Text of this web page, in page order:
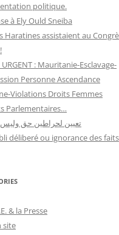
politique.
à Ely Ould Sneiba
Haratines assistaient au
URGENT : Mauritanie-Esclavage-
Personne Ascendance
Violations Droits Femmes
Parlementaires…
تعيين لحراطين حق
déliberé ou ignorance des faits
& la Presse
site